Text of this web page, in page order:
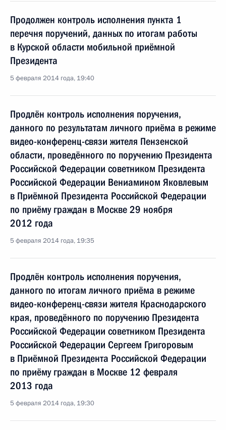
Продолжен контроль исполнения пункта 1
перечня поручений, данных по итогам работы
в Курской области мобильной приёмной
Президента
5 февраля 2014 года, 19:40
Продлён контроль исполнения поручения,
данного по результатам личного приёма в режиме
видео-конференц-связи жителя Пензенской
области, проведённого по поручению Президента
Российской Федерации советником Президента
Российской Федерации Вениамином Яковлевым
в Приёмной Президента Российской Федерации
по приёму граждан в Москве 29 ноября
2012 года
5 февраля 2014 года, 19:35
Продлён контроль исполнения поручения,
данного по итогам личного приёма в режиме
видео-конференц-связи жителя Краснодарского
края, проведённого по поручению Президента
Российской Федерации советником Президента
Российской Федерации Сергеем Григоровым
в Приёмной Президента Российской Федерации
по приёму граждан в Москве 12 февраля
2013 года
5 февраля 2014 года, 19:30